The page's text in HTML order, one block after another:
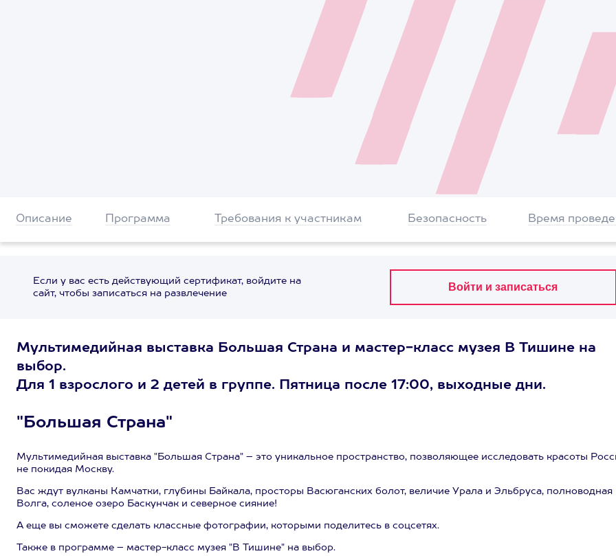
Описание Программа Требования к участникам Безопасность Время
Если у вас есть действующий сертификат, войдите на
сайт, чтобы записаться на развлечение
Мультимедийная выставка Большая Страна и мастер-класс музея В Тишине на
выбор.
Для 1 взрослого и 2 детей в группе. Пятница после 17:00, выходные дни.
"Большая Страна"
Мультимедийная выставка "Большая Страна" – это уникальное пространство, позволяющее исследовать красоты
не покидая Москву.
Вас ждут вулканы Камчатки, глубины Байкала, просторы Васюганских болот, величие Урала и Эльбруса, полноводная
Волга, соленое озеро Баскунчак и северное сияние!
А еще вы сможете сделать классные фотографии, которыми поделитесь в соцсетях.
Также в программе – мастер-класс музея "В Тишине" на выбор.